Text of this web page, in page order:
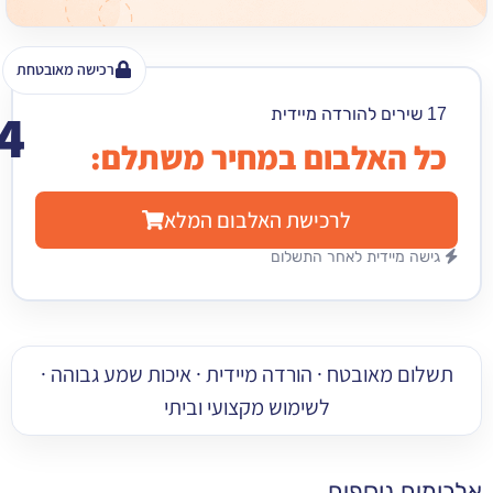
רכישה מאובטחת
במחיר משתלם: ₪ 64
לרכישת האלבום המלא
לאחר התשלום
מאובטח · הורדה מיידית · איכות שמע גבוהה ·
לשימוש מקצועי וביתי